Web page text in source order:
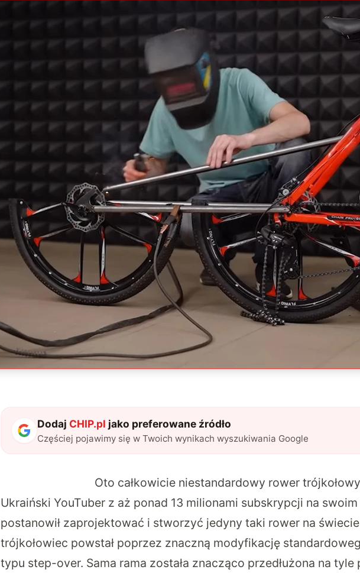
Dodaj CHIP.pl jako preferowane źródło
Częściej pojawimy się w Twoich wynikach wyszukiwania Google
Oto całkowicie niestandardowy rower trójkołowy
Ukraiński YouTuber z aż ponad 13 milionami subskrypcji na
postanowił zaprojektować i stworzyć jedyny taki rower na
trójkołowiec powstał poprzez znaczną modyfikację
typu step-over. Sama rama została znacząco przedłużona na tyle